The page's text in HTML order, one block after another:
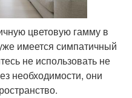
цветовую гамму в
имеется симпатичный
не использовать не
необходимости, они